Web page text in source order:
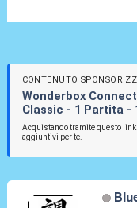
CONTENUTO
Wonderbox
Classic - 1 Partita -
Acquistando tramite questo
aggiuntivi per te.